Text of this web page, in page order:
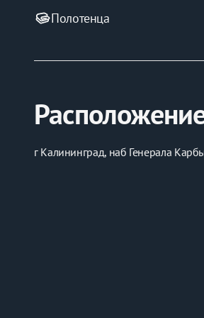
Полотенца
г Калининград, наб Генерала